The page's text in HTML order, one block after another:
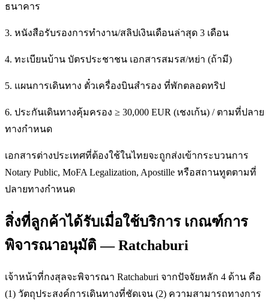
ธนาคาร
3. หนังสือรับรองการทำงาน/สลิปเงินเดือนล่าสุด 3 เดือน
4. ทะเบียนบ้าน บัตรประชาชน เอกสารสมรส/หย่า (ถ้ามี)
5. แผนการเดินทาง ตั๋วเครื่องบินสำรอง ที่พักตลอดทริป
6. ประกันเดินทางคุ้มครอง ≥ 30,000 EUR (เชงเก้น) / ตามที่ปลาย
ทางกำหนด
เอกสารต่างประเทศที่ต้องใช้ในไทยจะถูกส่งเข้ากระบวนการ
Notary Public, MoFA Legalization, Apostille หรือสถานทูตตามที่
ปลายทางกำหนด
สิ่งที่ลูกค้าได้รับเมื่อใช้บริการ เกณฑ์การ
พิจารณาอนุมัติ — Ratchaburi
เจ้าหน้าที่กงสุลจะพิจารณา Ratchaburi จากปัจจัยหลัก 4 ด้าน คือ
(1) วัตถุประสงค์การเดินทางที่ชัดเจน (2) ความสามารถทางการ